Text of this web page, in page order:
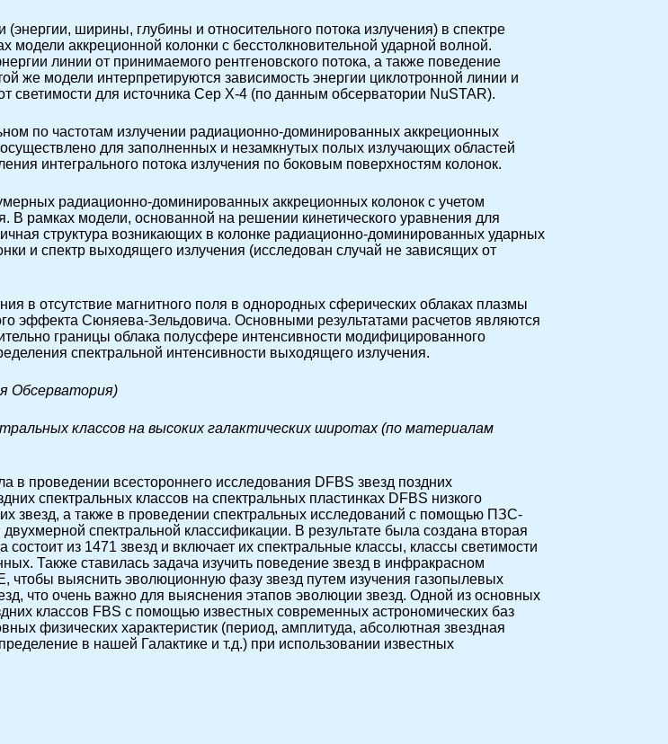
ширины, глубины и относительного потока излучения) в спектре
аккреционной колонки с бесстолкновительной ударной волной.
линии от принимаемого рентгеновского потока, а также поведение
же модели интерпретируются зависимость энергии циклотронной линии и
светимости для источника Cep X-4 (по данным обсерватории NuSTAR).
по частотам излучении радиационно-доминированных аккреционных
для заполненных и незамкнутых полых излучающих областей
интегрального потока излучения по боковым поверхностям колонок.
радиационно-доминированных аккреционных колонок с учетом
В рамках модели, основанной на решении кинетического уравнения для
структура возникающих в колонке радиационно-доминированных ударных
и спектр выходящего излучения (исследован случай не зависящих от
в отсутствие магнитного поля в однородных сферических облаках плазмы
эффекта Сюняева-Зельдовича. Основными результатами расчетов являются
границы облака полусфере интенсивности модифицированного
спектральной интенсивности выходящего излучения.
Обсерватория)
классов на высоких галактических широтах (по материалам
в проведении всестороннего исследования DFBS звезд поздних
спектральных классов на спектральных пластинках DFBS низкого
звезд, а также в проведении спектральных исследований с помощью ПЗС-
спектральной классификации. В результате была создана вторая
из 1471 звезд и включает их спектральные классы, классы светимости
Также ставилась задача изучить поведение звезд в инфракрасном
выяснить эволюционную фазу звезд путем изучения газопылевых
что очень важно для выяснения этапов эволюции звезд. Одной из основных
классов FBS с помощью известных современных астрономических баз
физических характеристик (период, амплитуда, абсолютная звездная
в нашей Галактике и т.д.) при использовании известных